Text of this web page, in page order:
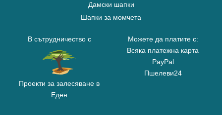
Дамски шапки
Шапки за момчета
В сътрудничество с
Проекти за залесяване в
Еден
Можете да платите с:
Всяка платежна карта
PayPal
Пшелеви24